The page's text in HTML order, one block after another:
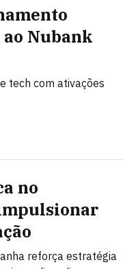
Nubank
tech com ativações
no
reforça estratégia